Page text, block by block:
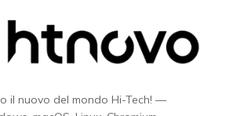
il nuovo del mondo Hi-Tech! —